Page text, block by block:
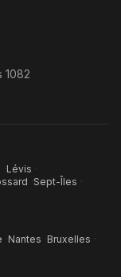
1082
·Lévis ·
·Sept-Îles ·
·Nantes ·Bruxelles ·